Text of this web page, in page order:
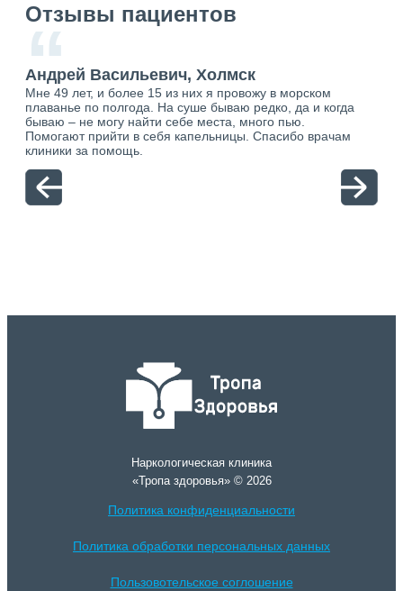
Отзывы пациентов
“
Андрей Васильевич, Холмск
Мне 49 лет, и более 15 из них я провожу в морском
плаванье по полгода. На суше бываю редко, да и когда
бываю – не могу найти себе места, много пью.
Помогают прийти в себя капельницы. Спасибо врачам
клиники за помощь.
Наркологическая клиника
«Тропа здоровья» © 2026
Политика конфиденциальности
Политика обработки персональных данных
Пользовотельское соглошение